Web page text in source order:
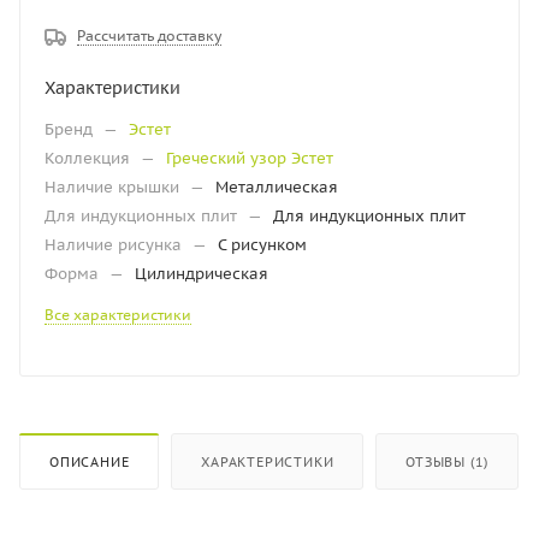
Рассчитать доставку
Характеристики
Бренд —
Эстет
Коллекция
—
Греческий узор Эстет
Наличие крышки
—
Металлическая
Для индукционных плит —
Для индукционных плит
Наличие рисунка
—
С рисунком
Форма
— Цилиндрическая
Все характеристики
ОПИСАНИЕ ХАРАКТЕРИСТИКИ ОТЗЫВЫ (1)